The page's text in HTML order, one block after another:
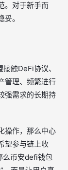
。对于新手而
。
触DeFi协议、
管理、频繁进行
强需求的长期持
操作，那么中心
望参与链上收
么币安defi钱包